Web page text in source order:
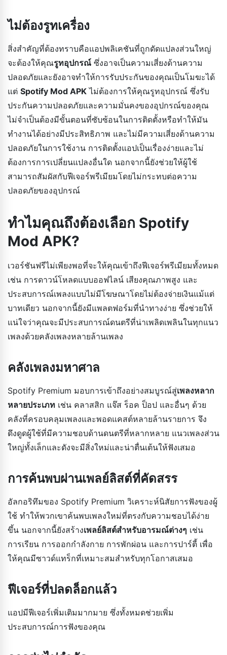
ไม่ต้องรูทเครื่อง
สิ่งสำคัญที่ต้องทราบคือแอปพลิเคชันที่ถูกดัดแปลงส่วนใหญ่
จะต้องให้คุณรูทอุปกรณ์ ซึ่งอาจเป็นความเสี่ยงด้านความ
ปลอดภัยและยังอาจทำให้การรับประกันของคุณเป็นโมฆะได้
แต่ Spotify Mod APK ไม่ต้องการให้คุณรูทอุปกรณ์ ซึ่งรับ
ประกันความปลอดภัยและความมั่นคงของอุปกรณ์ของคุณ
ไม่จำเป็นต้องมีขั้นตอนที่ซับซ้อนในการติดตั้งหรือทำให้มัน
ทำงานได้อย่างมีประสิทธิภาพ และไม่มีความเสี่ยงด้านความ
ปลอดภัยในการใช้งาน การติดตั้งแอปเป็นเรื่องง่ายและไม่
ต้องการการเปลี่ยนแปลงอื่นใด นอกจากนี้ยังช่วยให้ผู้ใช้
สามารถสัมผัสกับฟีเจอร์พรีเมียมโดยไม่กระทบต่อความ
ปลอดภัยของอุปกรณ์
ทำไมคุณถึงต้องเลือก Spotify
Mod APK?
เวอร์ชันฟรีไม่เพียงพอที่จะให้คุณเข้าถึงฟีเจอร์พรีเมียมทั้งหมด
เช่น การดาวน์โหลดแบบออฟไลน์ เสียงคุณภาพสูง และ
ประสบการณ์เพลงแบบไม่มีโฆษณาโดยไม่ต้องจ่ายเงินแม้แต่
บาทเดียว นอกจากนี้ยังมีแพลตฟอร์มที่นำทางง่าย ซึ่งช่วยให้
แน่ใจว่าคุณจะมีประสบการณ์ดนตรีที่น่าเพลิดเพลินในทุกแนว
เพลงด้วยคลังเพลงหลายล้านเพลง
คลังเพลงมหาศาล
Spotify Premium มอบการเข้าถึงอย่างสมบูรณ์สู่เพลงหลาก
หลายประเภท เช่น คลาสสิก แจ๊ส ร็อค ป็อป และอื่นๆ ด้วย
คลังที่ครอบคลุมเพลงและพอดแคสต์หลายล้านรายการ จึง
ดึงดูดผู้ใช้ที่มีความชอบด้านดนตรีที่หลากหลาย แนวเพลงส่วน
ใหญ่ทั้งเล็กและดังจะมีสิ่งใหม่และน่าตื่นเต้นให้ฟังเสมอ
การค้นพบผ่านเพลย์ลิสต์ที่คัดสรร
อัลกอริทึมของ Spotify Premium วิเคราะห์นิสัยการฟังของผู้
ใช้ ทำให้พวกเขาค้นพบเพลงใหม่ที่ตรงกับความชอบได้ง่าย
ขึ้น นอกจากนี้ยังสร้างเพลย์ลิสต์สำหรับอารมณ์ต่างๆ เช่น
การเรียน การออกกำลังกาย การพักผ่อน และการปาร์ตี้ เพื่อ
ให้คุณมีซาวด์แทร็กที่เหมาะสมสำหรับทุกโอกาสเสมอ
ฟีเจอร์ที่ปลดล็อกแล้ว
แอปมีฟีเจอร์เพิ่มเติมมากมาย ซึ่งทั้งหมดช่วยเพิ่ม
ประสบการณ์การฟังของคุณ